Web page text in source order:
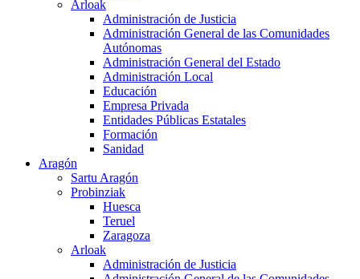
Arloak
Administración de Justicia
Administración General de las Comunidades
Autónomas
Administración General del Estado
Administración Local
Educación
Empresa Privada
Entidades Públicas Estatales
Formación
Sanidad
Aragón
Sartu Aragón
Probinziak
Huesca
Teruel
Zaragoza
Arloak
Administración de Justicia